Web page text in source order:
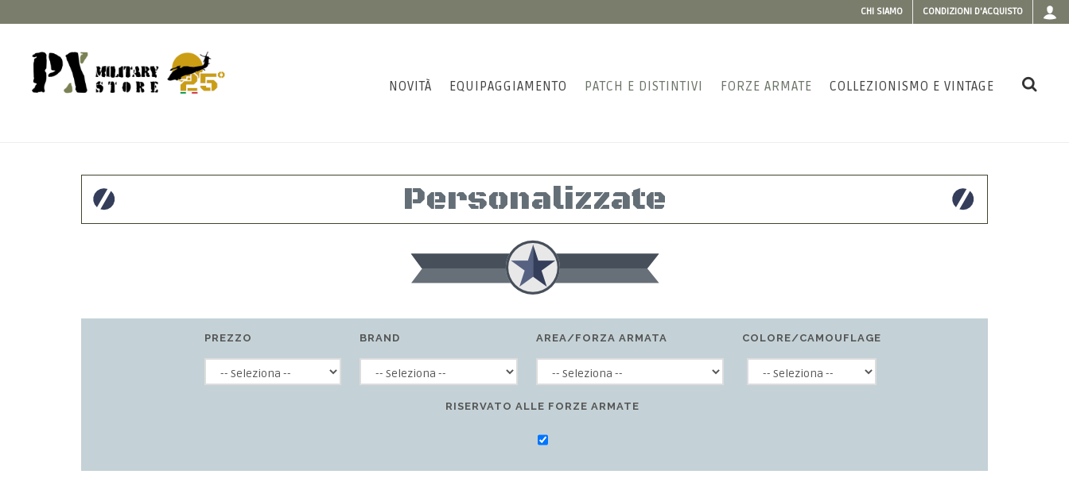
CHI SIAMO CONDIZIONI D'ACQUISTO
NOVITÀ EQUIPAGGIAMENTO PATCH E DISTINTIVI FORZE ARMATE COLLEZIONISMO E VINTAGE
Personalizzate
PREZZO BRAND AREA/FORZA ARMATA COLORE/CAMOUFLAGE
RISERVATO ALLE FORZE ARMATE